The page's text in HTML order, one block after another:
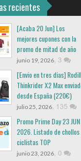
recientes
[Acaba 20 Jun] Los
mejores cupones con la
promo de mitad de año
junio 19, 2026, 3
[Envio en tres dias]
Thinkrider X2 Max
desde España (220€)
julio 25, 2026, 135
Promo Prime Day 23 JUN
2026. Listado de chollos
ciclistas TOP
junio 23, 2026, 0